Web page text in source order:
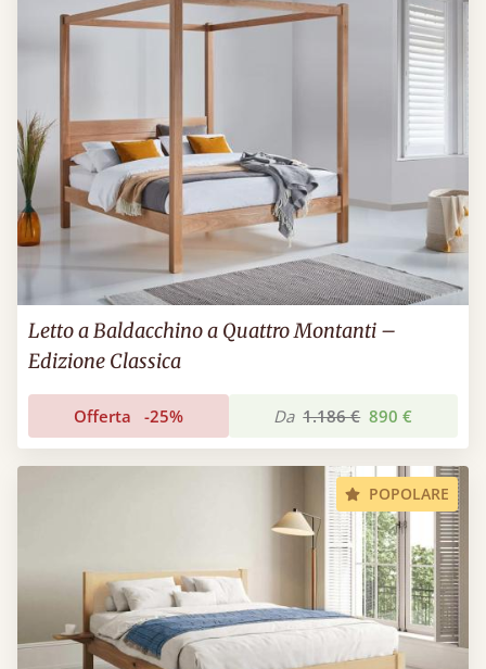
Letto a Baldacchino a Quattro Montanti –
Edizione Classica
Offerta -25% Da 1.186 € 890 €
POPOLARE